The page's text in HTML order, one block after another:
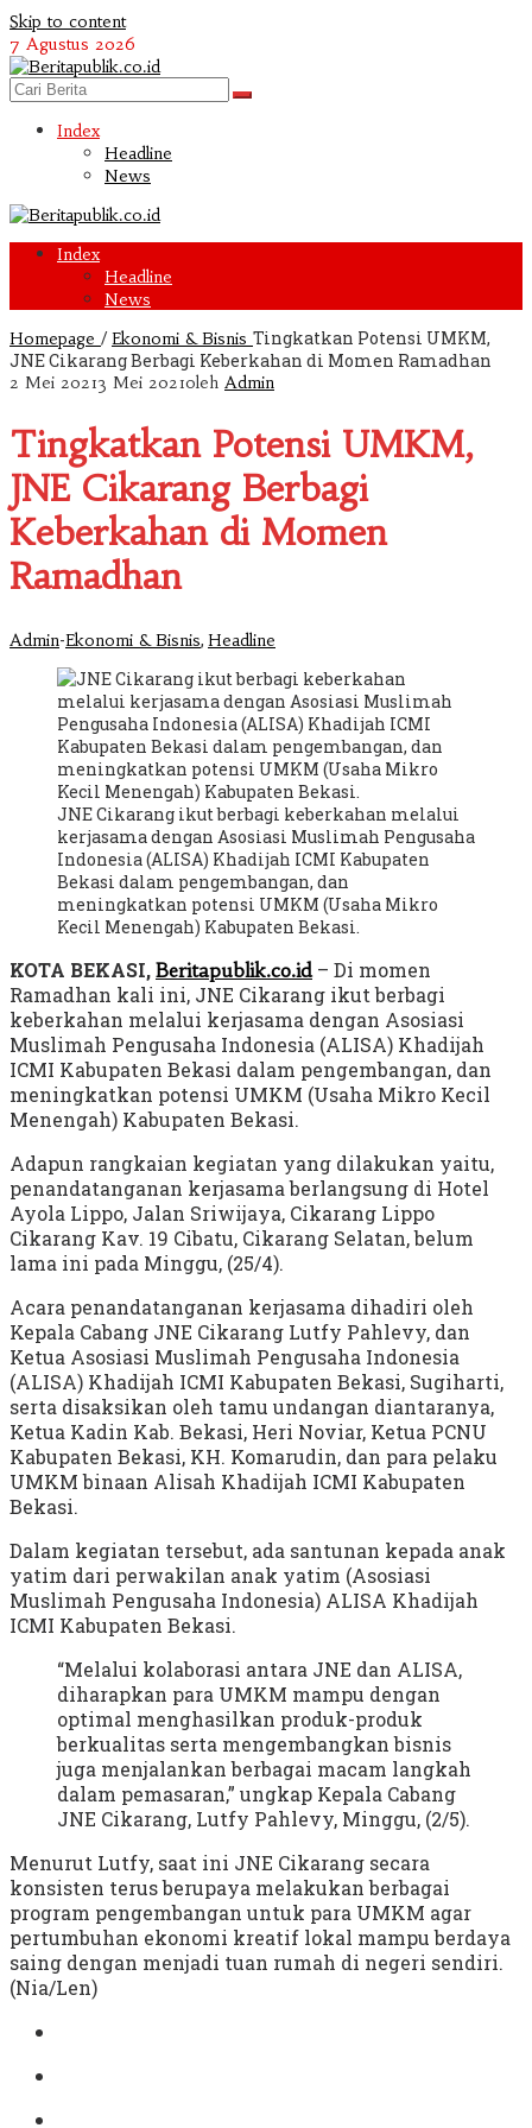
Skip to content
7 Agustus 2026
Index
Headline
News
Index
Headline
News
Homepage /Ekonomi & Bisnis Tingkatkan Potensi UMKM,
JNE Cikarang Berbagi Keberkahan di Momen Ramadhan
2 Mei 20213 Mei 2021oleh Admin
Tingkatkan Potensi UMKM,
JNE Cikarang Berbagi
Keberkahan di Momen
Ramadhan
Admin-Ekonomi & Bisnis, Headline
JNE Cikarang ikut berbagi keberkahan melalui
kerjasama dengan Asosiasi Muslimah Pengusaha
Indonesia (ALISA) Khadijah ICMI Kabupaten
Bekasi dalam pengembangan, dan
meningkatkan potensi UMKM (Usaha Mikro
Kecil Menengah) Kabupaten Bekasi.
KOTA BEKASI, Beritapublik.co.id– Di momen
Ramadhan kali ini, JNE Cikarang ikut berbagi
keberkahan melalui kerjasama dengan Asosiasi
Muslimah Pengusaha Indonesia (ALISA) Khadijah
ICMI Kabupaten Bekasi dalam pengembangan, dan
meningkatkan potensi UMKM (Usaha Mikro Kecil
Menengah) Kabupaten Bekasi.
Adapun rangkaian kegiatan yang dilakukan yaitu,
penandatanganan kerjasama berlangsung di Hotel
Ayola Lippo, Jalan Sriwijaya, Cikarang Lippo
Cikarang Kav. 19 Cibatu, Cikarang Selatan, belum
lama ini pada Minggu, (25/4).
Acara penandatanganan kerjasama dihadiri oleh
Kepala Cabang JNE Cikarang Lutfy Pahlevy, dan
Ketua Asosiasi Muslimah Pengusaha Indonesia
(ALISA) Khadijah ICMI Kabupaten Bekasi, Sugiharti,
serta disaksikan oleh tamu undangan diantaranya,
Ketua Kadin Kab. Bekasi, Heri Noviar, Ketua PCNU
Kabupaten Bekasi, KH. Komarudin, dan para pelaku
UMKM binaan Alisah Khadijah ICMI Kabupaten
Bekasi.
Dalam kegiatan tersebut, ada santunan kepada anak
yatim dari perwakilan anak yatim (Asosiasi
Muslimah Pengusaha Indonesia) ALISA Khadijah
ICMI Kabupaten Bekasi.
“Melalui kolaborasi antara JNE dan ALISA,
diharapkan para UMKM mampu dengan
optimal menghasilkan produk-produk
berkualitas serta mengembangkan bisnis
juga menjalankan berbagai macam langkah
dalam pemasaran,” ungkap Kepala Cabang
JNE Cikarang, Lutfy Pahlevy, Minggu, (2/5).
Menurut Lutfy, saat ini JNE Cikarang secara
konsisten terus berupaya melakukan berbagai
program pengembangan untuk para UMKM agar
pertumbuhan ekonomi kreatif lokal mampu berdaya
saing dengan menjadi tuan rumah di negeri sendiri.
(Nia/Len)